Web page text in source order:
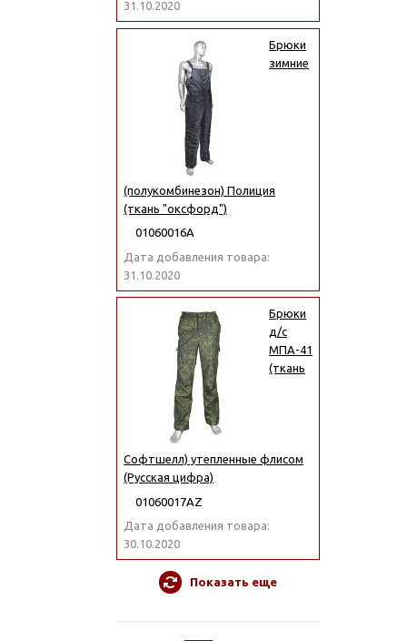
31.10.2020
Брюки
зимние
(полукомбинезон) Полиция
(ткань "оксфорд")
01060016А
Дата добавления товара:
31.10.2020
Брюки
д/с
МПА-41
(ткань
Софтшелл) утепленные флисом
(Русская цифра)
01060017АZ
Дата добавления товара:
30.10.2020
Показать еще